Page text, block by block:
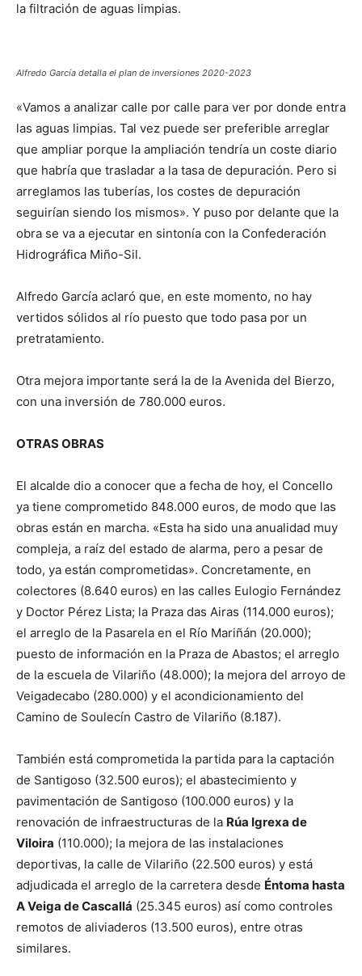
la filtración de aguas limpias.
Alfredo García detalla el plan de inversiones 2020-2023
«Vamos a analizar calle por calle para ver por donde entra
las aguas limpias. Tal vez puede ser preferible arreglar
que ampliar porque la ampliación tendría un coste diario
que habría que trasladar a la tasa de depuración. Pero si
arreglamos las tuberías, los costes de depuración
seguirían siendo los mismos». Y puso por delante que la
obra se va a ejecutar en sintonía con la Confederación
Hidrográfica Miño-Sil.
Alfredo García aclaró que, en este momento, no hay
vertidos sólidos al río puesto que todo pasa por un
pretratamiento.
Otra mejora importante será la de la Avenida del Bierzo,
con una inversión de 780.000 euros.
OTRAS OBRAS
El alcalde dio a conocer que a fecha de hoy, el Concello
ya tiene comprometido 848.000 euros, de modo que las
obras están en marcha. «Esta ha sido una anualidad muy
compleja, a raíz del estado de alarma, pero a pesar de
todo, ya están comprometidas». Concretamente, en
colectores (8.640 euros) en las calles Eulogio Fernández
y Doctor Pérez Lista; la Praza das Airas (114.000 euros);
el arreglo de la Pasarela en el Río Mariñán (20.000);
puesto de información en la Praza de Abastos; el arreglo
de la escuela de Vilariño (48.000); la mejora del arroyo de
Veigadecabo (280.000) y el acondicionamiento del
Camino de Soulecín Castro de Vilariño (8.187).
También está comprometida la partida para la captación
de Santigoso (32.500 euros); el abastecimiento y
pavimentación de Santigoso (100.000 euros) y la
renovación de infraestructuras de la Rúa Igrexa de
Viloira (110.000); la mejora de las instalaciones
deportivas, la calle de Vilariño (22.500 euros) y está
adjudicada el arreglo de la carretera desde Éntoma hasta
A Veiga de Cascallá (25.345 euros) así como controles
remotos de aliviaderos (13.500 euros), entre otras
similares.